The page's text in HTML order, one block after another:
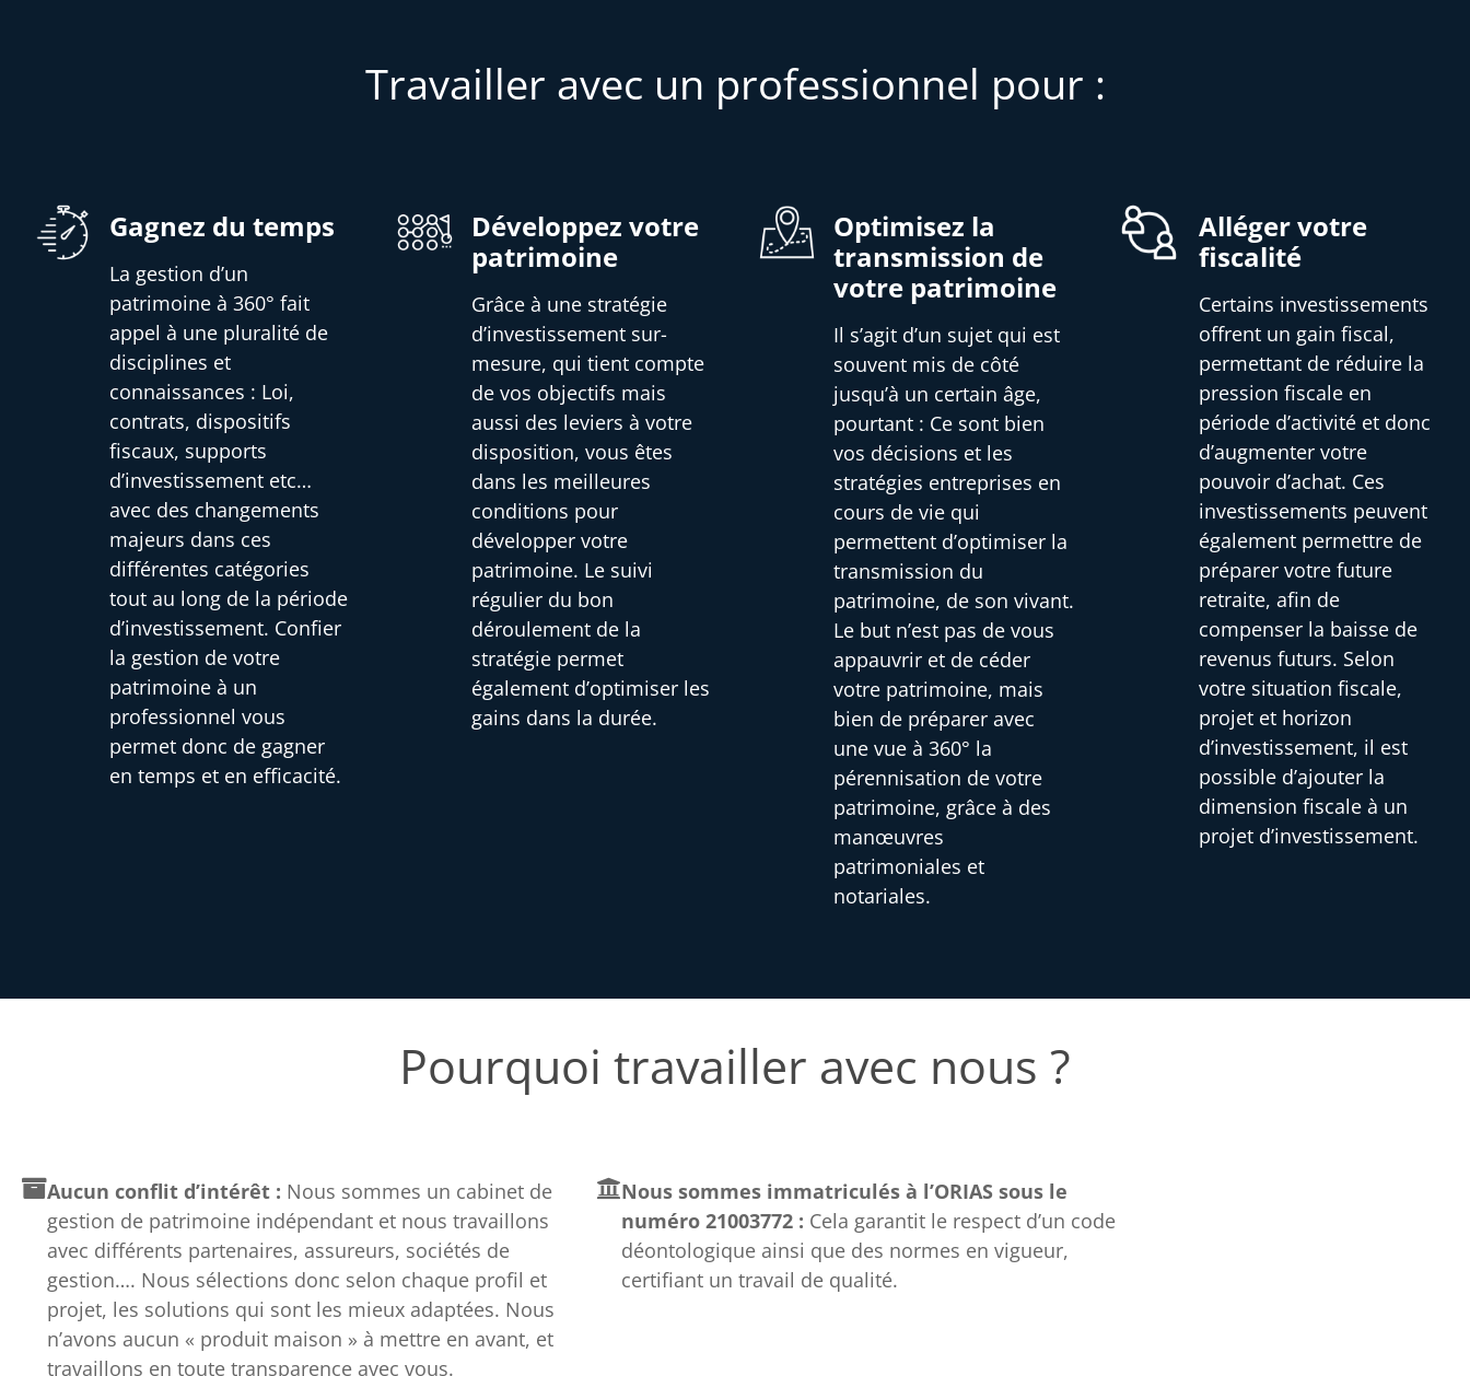
Travailler avec un professionnel pour :
Gagnez du temps
La gestion d’un
patrimoine à 360° fait
appel à une pluralité de
disciplines et
connaissances : Loi,
contrats, dispositifs
fiscaux, supports
d’investissement etc…
avec des changements
majeurs dans ces
différentes catégories
tout au long de la période
d’investissement. Confier
la gestion de votre
patrimoine à un
professionnel vous
permet donc de gagner
en temps et en efficacité.
Développez votre
patrimoine
Grâce à une stratégie
d’investissement sur-
mesure, qui tient compte
de vos objectifs mais
aussi des leviers à votre
disposition, vous êtes
dans les meilleures
conditions pour
développer votre
patrimoine. Le suivi
régulier du bon
déroulement de la
stratégie permet
également d’optimiser les
gains dans la durée.
Optimisez la
transmission de
votre patrimoine
Il s’agit d’un sujet qui est
souvent mis de côté
jusqu’à un certain âge,
pourtant : Ce sont bien
vos décisions et les
stratégies entreprises en
cours de vie qui
permettent d’optimiser la
transmission du
patrimoine, de son vivant.
Le but n’est pas de vous
appauvrir et de céder
votre patrimoine, mais
bien de préparer avec
une vue à 360° la
pérennisation de votre
patrimoine, grâce à des
manœuvres
patrimoniales et
notariales.
Alléger votre
fiscalité
Certains investissements
offrent un gain fiscal,
permettant de réduire la
pression fiscale en
période d’activité et donc
d’augmenter votre
pouvoir d’achat. Ces
investissements peuvent
également permettre de
préparer votre future
retraite, afin de
compenser la baisse de
revenus futurs. Selon
votre situation fiscale,
projet et horizon
d’investissement, il est
possible d’ajouter la
dimension fiscale à un
projet d’investissement.
Pourquoi travailler avec nous ?
Aucun conflit d’intérêt : Nous sommes un cabinet de
gestion de patrimoine indépendant et nous travaillons
avec différents partenaires, assureurs, sociétés de
gestion…. Nous sélections donc selon chaque profil et
projet, les solutions qui sont les mieux adaptées. Nous
n’avons aucun « produit maison » à mettre en avant, et
travaillons en toute transparence avec vous.
Nous sommes immatriculés à l’ORIAS sous le
numéro 21003772 : Cela garantit le respect d’un code
déontologique ainsi que des normes en vigueur,
certifiant un travail de qualité.